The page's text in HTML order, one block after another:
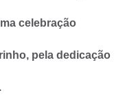
celebração
pela dedicação